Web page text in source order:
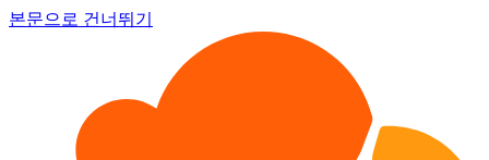
본문으로 건너뛰기